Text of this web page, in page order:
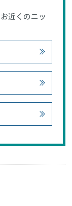
近くのニッ